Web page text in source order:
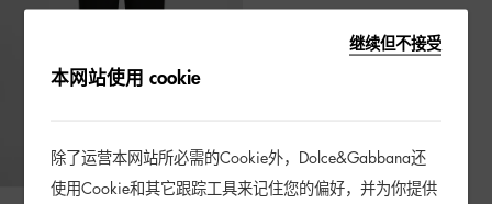
继续但不接受
本网站使用 cookie
除了运营本网站所必需的Cookie外，Dolce&Gabbana还
使用Cookie和其它跟踪工具来记住您的偏好，并为你提供